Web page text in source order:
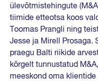
ülevõtmistehingute
tiimide etteotsa koos
Toomas Prangli ning
Jesse ja Mirell Prosaga.
praegu Balti riikide
kõrgelt tunnustatud
meeskond oma